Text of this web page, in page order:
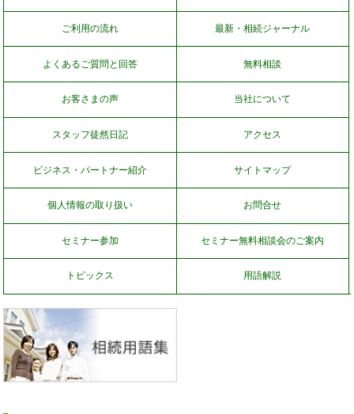
ご利用の流れ 最新・相続ジャーナル
よくあるご質問と回答 無料相談
お客さまの声 当社について
スタッフ徒然日記 アクセス
ビジネス・パートナー紹介 サイトマップ
個人情報の取り扱い お問合せ
セミナー参加 セミナー無料相談会のご案内
トピックス 用語解説